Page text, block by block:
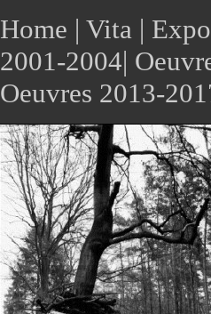
Home | Vita |
2001-2004|
Oeuvres 2013-